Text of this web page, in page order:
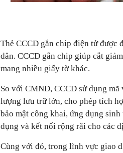
Thẻ CCCD gắn chip điện tử được
dân. CCCD gắn chip giúp cắt
mang nhiều giấy tờ khác.
So với CMND, CCCD sử dụng
lượng lưu trữ lớn, cho phép tích
bảo mật công khai, ứng dụng
dụng và kết nối rộng rãi cho các
Cùng với đó, trong lĩnh vực giao